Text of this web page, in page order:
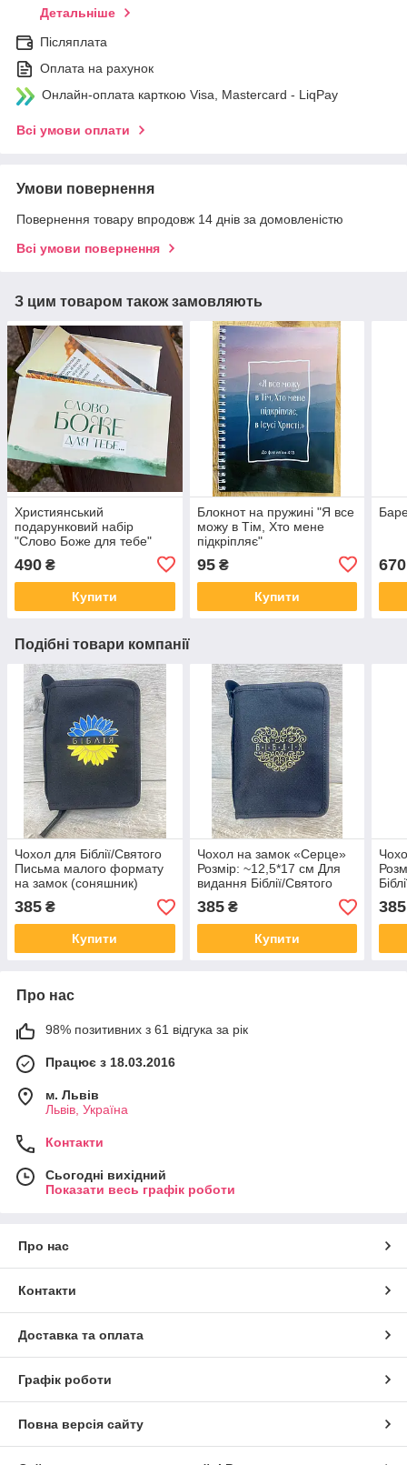
Детальніше
Післяплата
Оплата на рахунок
Онлайн-оплата карткою Visa, Mastercard - LiqPay
Всі умови оплати
Умови повернення
Повернення товару впродовж 14 днів за домовленістю
Всі умови повернення
З цим товаром також замовляють
Християнський
подарунковий набір
"Слово Боже для тебе"
490 ₴
Купити
Блокнот на пружині "Я все
можу в Тім, Хто мене
підкріпляє"
95₴
Купити
670
Подібні товари компанії
Чохол для Біблії/Святого
Письма малого формату
на замок (соняшник)
Розмір: ~12,5*17 см
385 ₴
Купити
Чохол на замок «Серце»
Розмір: ~12,5*17 см Для
видання Біблії/Святого
Письма малого формату
385₴
Купити
385
Про нас
98% позитивних з 61 відгука за рік
Працює з 18.03.2016
м. Львів
Львів, Україна
Контакти
Сьогодні вихідний
Показати весь графік роботи
Про нас
Контакти
Доставка та оплата
Графік роботи
Повна версія сайту